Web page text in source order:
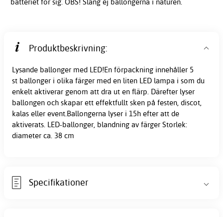
Produktbeskrivning:
Lysande ballonger med LED!En förpackning innehåller 5
st ballonger i olika färger med en liten LED lampa i som du
enkelt aktiverar genom att dra ut en flärp. Därefter lyser
ballongen och skapar ett effektfullt sken på festen, discot,
kalas eller event.Ballongerna lyser i 15h efter att de
aktiverats. LED-ballonger, blandning av färger Storlek:
diameter ca. 38 cm
Specifikationer